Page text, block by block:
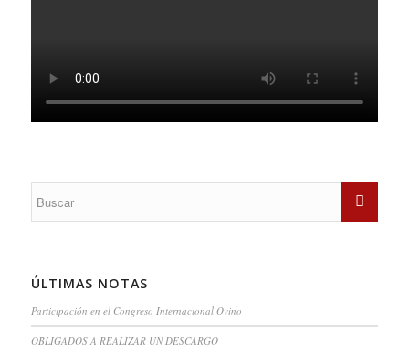
ÚLTIMAS NOTAS
Participación en el Congreso Internacional Ovino
OBLIGADOS A REALIZAR UN DESCARGO